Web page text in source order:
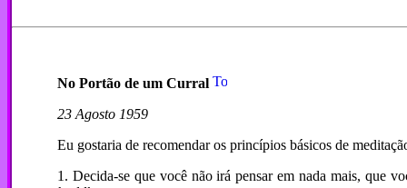
No Portão de um Curral
23 Agosto 1959
Eu gostaria de recomendar os princípios básicos de
1. Decida-se que você não irá pensar em nada mais, que